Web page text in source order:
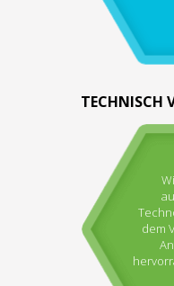
TECHNISCH
dem